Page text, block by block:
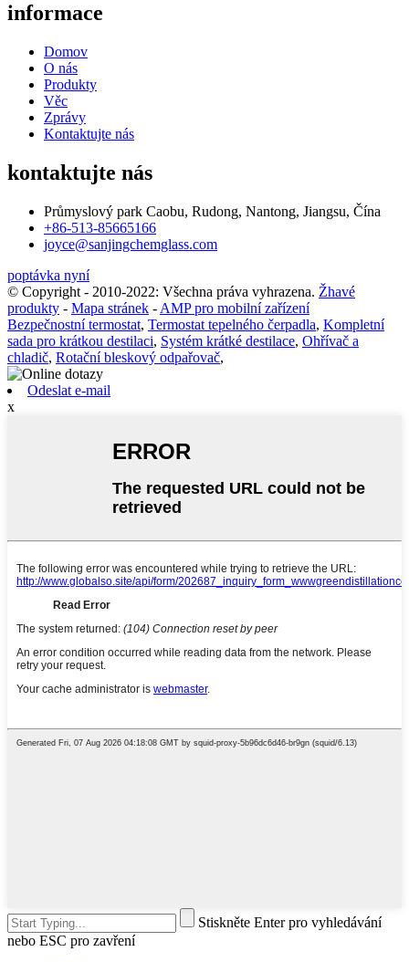
informace
Domov
O nás
Produkty
Věc
Zprávy
Kontaktujte nás
kontaktujte nás
Průmyslový park Caobu, Rudong, Nantong, Jiangsu, Čína
+86-513-85665166
joyce@sanjingchemglass.com
poptávka nyní
© Copyright - 2010-2022: Všechna práva vyhrazena. Žhavé
produkty - Mapa stránek - AMP pro mobilní zařízení
Bezpečnostní termostat, Termostat tepelného čerpadla, Kompletní
sada pro krátkou destilaci, Systém krátké destilace, Ohřívač a
chladič, Rotační bleskový odpařovač,
Odeslat e-mail
x
Stiskněte Enter pro vyhledávání
nebo ESC pro zavření